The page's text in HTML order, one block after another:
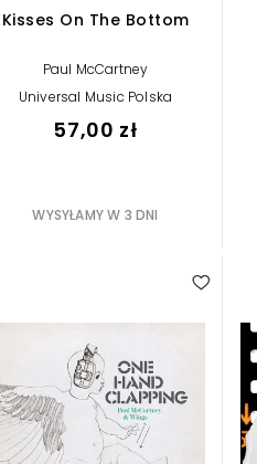
Kisses On The Bottom
Paul McCartney
Universal Music Polska
57,00 zł
WYSYŁAMY W 3 DNI